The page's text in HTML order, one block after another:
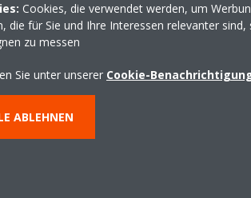
Cookies, die verwendet werden, um
die für Sie und Ihre Interessen relevanter sind,
zu messen
Sie unter unserer Cookie-
ABLEHNEN